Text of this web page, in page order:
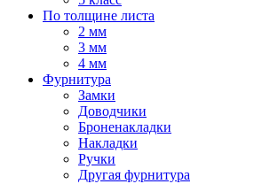
По толщине листа
2 мм
3 мм
4 мм
Фурнитура
Замки
Доводчики
Броненакладки
Накладки
Ручки
Другая фурнитура